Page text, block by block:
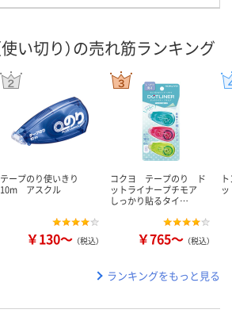
い切り）の売れ筋ランキング
テープのり使いきり
10m アスクル
￥130～ （税込）
コクヨ テープのり ド
ットライナープチモア
しっかり貼るタイ…
￥765～ （税込）
ランキングをもっと見る